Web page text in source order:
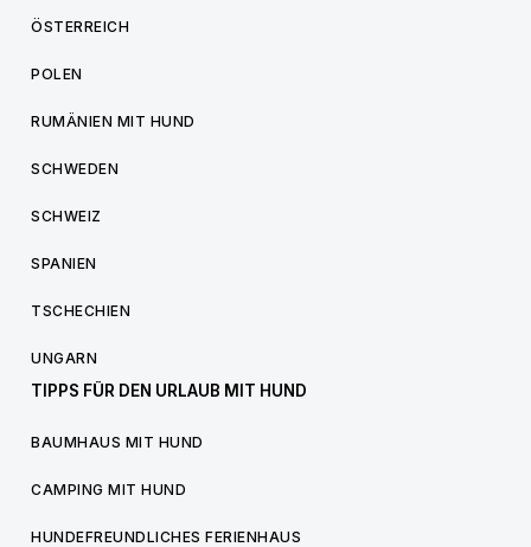
ÖSTERREICH
POLEN
RUMÄNIEN MIT HUND
SCHWEDEN
SCHWEIZ
SPANIEN
TSCHECHIEN
UNGARN
TIPPS FÜR DEN URLAUB MIT HUND
BAUMHAUS MIT HUND
CAMPING MIT HUND
HUNDEFREUNDLICHES FERIENHAUS